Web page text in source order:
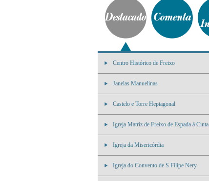
Centro Histórico de Freixo
Janelas Manuelinas
Castelo e Torre Heptagonal
Igreja Matriz de Freixo de Espada á Cinta
Igreja da Misericórdia
Igreja do Convento de S Filipe Nery